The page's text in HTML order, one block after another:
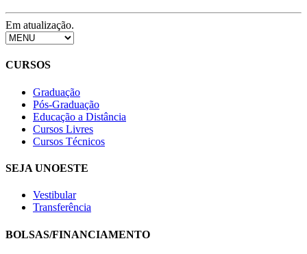
Em atualização.
CURSOS
Graduação
Pós-Graduação
Educação a Distância
Cursos Livres
Cursos Técnicos
SEJA UNOESTE
Vestibular
Transferência
BOLSAS/FINANCIAMENTO